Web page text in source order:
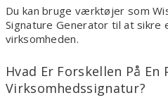
Du kan bruge værktøjer som
Signature Generator til at sikre
virksomheden.
Hvad Er Forskellen På En
Virksomhedssignatur?